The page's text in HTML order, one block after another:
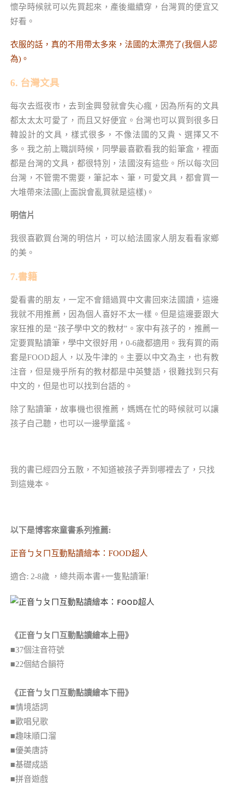
懷孕時候就可以先買起來，產後繼續穿，台灣買的便宜又
好看。
衣服的話，真的不用帶太多來，法國的太漂亮了(我個人認
為)。
6. 台灣文具
每次去逛夜市，去到金興發就會失心瘋，因為所有的文具
都太太太可愛了，而且又好便宜。台灣也可以買到很多日
韓設計的文具，樣式很多，不像法國的又貴、選擇又不
多。我之前上職訓時候，同學最喜歡看我的鉛筆盒，裡面
都是台灣的文具，都很特別，法國沒有這些。所以每次回
台灣，不管需不需要，筆記本、筆，可愛文具，都會買一
大堆帶來法國(上面說會亂買就是這樣)。
明信片
我很喜歡買台灣的明信片，可以給法國家人朋友看看家鄉
的美。
7.書籍
愛看書的朋友，一定不會錯過買中文書回來法國讀，這邊
我就不用推薦，因為個人喜好不太一樣。但是這邊要跟大
家狂推的是 “孩子學中文的教材”。家中有孩子的，推薦一
定要買點讀筆，學中文很好用，0-6歲都適用。我有買的兩
套是FOOD超人，以及牛津的。主要以中文為主，也有教
注音，但是幾乎所有的教材都是中英雙語，很難找到只有
中文的，但是也可以找到台語的。
除了點讀筆，故事機也很推薦，媽媽在忙的時候就可以讓
孩子自己聽，也可以一邊學童謠。
我的書已經四分五散，不知道被孩子弄到哪裡去了，只找
到這幾本。
以下是博客來童書系列推薦:
正音ㄅㄆㄇ互動點讀繪本：FOOD超人
適合: 2-8歲 ，總共兩本書+一隻點讀筆!
《正音ㄅㄆㄇ互動點讀繪本上冊》
■37個注音符號
■22個結合韻符
《正音ㄅㄆㄇ互動點讀繪本下冊》
■情境語詞
■歡唱兒歌
■趣味順口溜
■優美唐詩
■基礎成語
■拼音遊戲